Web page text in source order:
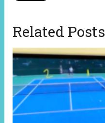
Related Posts